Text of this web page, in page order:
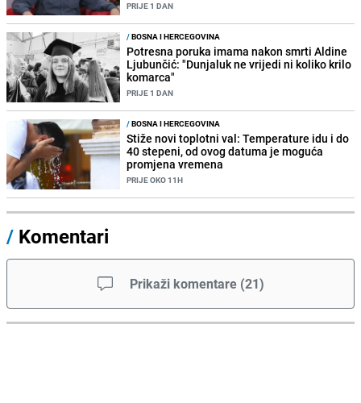
PRIJE 1 DAN
/BOSNA I HERCEGOVINA
Potresna poruka imama nakon smrti Aldine
Ljubunčić: "Dunjaluk ne vrijedi ni koliko krilo
komarca"
PRIJE 1 DAN
/BOSNA I HERCEGOVINA
Stiže novi toplotni val: Temperature idu i do
40 stepeni, od ovog datuma je moguća
promjena vremena
PRIJE OKO 11H
/ Komentari
Prikaži komentare (21)